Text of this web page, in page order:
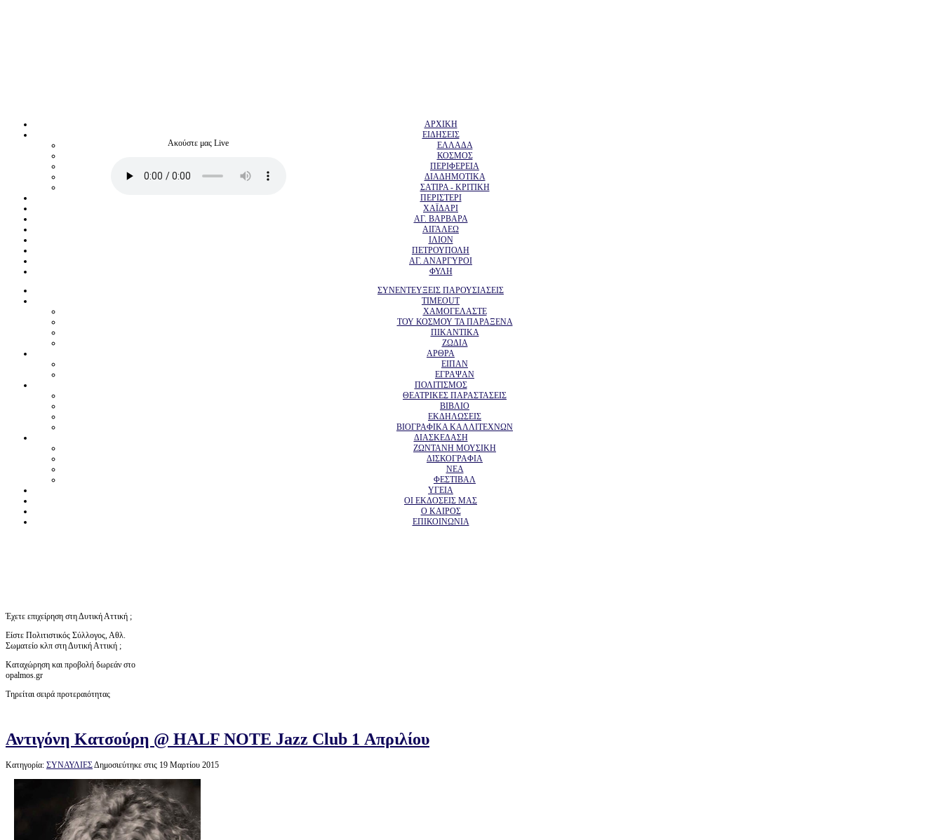
Ακούστε μας Live
ΑΡΧΙΚΗ
ΕΙΔΗΣΕΙΣ
ΕΛΛΑΔΑ
ΚΟΣΜΟΣ
ΠΕΡΙΦΕΡΕΙΑ
ΔΙΑΔΗΜΟΤΙΚΑ
ΣΑΤΙΡΑ - ΚΡΙΤΙΚΗ
ΠΕΡΙΣΤΕΡΙ
ΧΑΪΔΑΡΙ
ΑΓ. ΒΑΡΒΑΡΑ
ΑΙΓΑΛΕΩ
ΙΛΙΟΝ
ΠΕΤΡΟΥΠΟΛΗ
ΑΓ. ΑΝΑΡΓΥΡΟΙ
ΦΥΛΗ
ΣΥΝΕΝΤΕΥΞΕΙΣ ΠΑΡΟΥΣΙΑΣΕΙΣ
TIMEOUT
ΧΑΜΟΓΕΛΑΣΤΕ
ΤΟΥ ΚΟΣΜΟΥ ΤΑ ΠΑΡΑΞΕΝΑ
ΠΙΚΑΝΤΙΚΑ
ΖΩΔΙΑ
ΑΡΘΡΑ
ΕΙΠΑΝ
ΕΓΡΑΨΑΝ
ΠΟΛΙΤΙΣΜΟΣ
ΘΕΑΤΡΙΚΕΣ ΠΑΡΑΣΤΑΣΕΙΣ
ΒΙΒΛΙΟ
ΕΚΔΗΛΩΣΕΙΣ
ΒΙΟΓΡΑΦΙΚΑ ΚΑΛΛΙΤΕΧΝΩΝ
ΔΙΑΣΚΕΔΑΣΗ
ΖΩΝΤΑΝΗ ΜΟΥΣΙΚΗ
ΔΙΣΚΟΓΡΑΦΙΑ
ΝΕΑ
ΦΕΣΤΙΒΑΛ
ΥΓΕΙΑ
ΟΙ ΕΚΔΟΣΕΙΣ ΜΑΣ
Ο ΚΑΙΡΟΣ
ΕΠΙΚΟΙΝΩΝΙΑ
Έχετε επιχείρηση στη Δυτική Αττική ;
Είστε Πολιτιστικός Σύλλογος, Αθλ.
Σωματείο κλπ στη Δυτική Αττική ;
Καταχώρηση και προβολή δωρεάν στο
opalmos.gr
Τηρείται σειρά προτεραιότητας
Αντιγόνη Κατσούρη @ HALF NOTE Jazz Club 1 Απριλίου
Κατηγορία: ΣΥΝΑΥΛΙΕΣΔημοσιεύτηκε στις 19 Μαρτίου 2015